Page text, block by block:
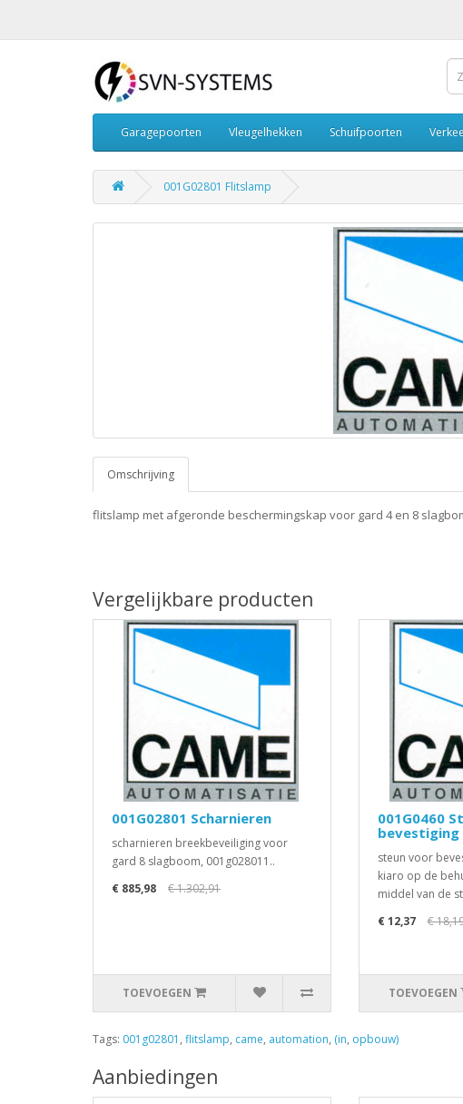
Garagepoorten Vleugelhekken Schuifpoorten
001G02801 Flitslamp
Omschrijving
flitslamp met afgeronde beschermingskap voor gard 4 en 8
Vergelijkbare producten
001G02801 Scharnieren
scharnieren breekbeveiliging voor
gard 8 slagboom, 001g028011..
€ 885,98
€ 1.302,91
TOEVOEGEN
001G0460
steun voor
kiaro op de
middel van de
€ 12,37
€
TOEVOEGEN
Tags: 001g02801 , flitslamp, came, automation, (in, opbouw)
Aanbiedingen